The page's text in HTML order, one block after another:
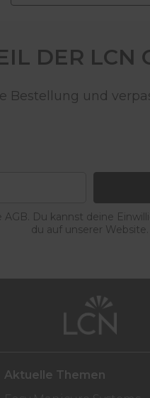
DER LCN
Bestellung und
Du kannst deine
du auf unserer Website.
Aktuelle Themen